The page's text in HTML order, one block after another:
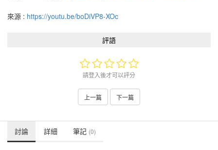
來源 : https://youtu.be/boDiVP8-XOc
評語
請登入後才可以評分
上一篇 下一篇
討論 詳細 筆記 (0)